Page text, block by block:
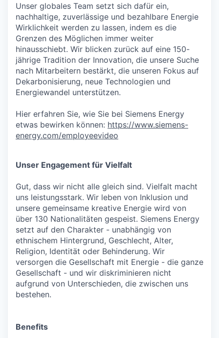
Unser globales Team setzt sich dafür ein,
nachhaltige, zuverlässige und bezahlbare Energie
Wirklichkeit werden zu lassen, indem es die
Grenzen des Möglichen immer weiter
hinausschiebt. Wir blicken zurück auf eine 150-
jährige Tradition der Innovation, die unsere Suche
nach Mitarbeitern bestärkt, die unseren Fokus auf
Dekarbonisierung, neue Technologien und
Energiewandel unterstützen.
Hier erfahren Sie, wie Sie bei Siemens Energy
etwas bewirken können: https://www.siemens-
energy.com/employeevideo
Unser Engagement für Vielfalt
Gut, dass wir nicht alle gleich sind. Vielfalt macht
uns leistungsstark. Wir leben von Inklusion und
unsere gemeinsame kreative Energie wird von
über 130 Nationalitäten gespeist. Siemens Energy
setzt auf den Charakter - unabhängig von
ethnischem Hintergrund, Geschlecht, Alter,
Religion, Identität oder Behinderung. Wir
versorgen die Gesellschaft mit Energie - die ganze
Gesellschaft - und wir diskriminieren nicht
aufgrund von Unterschieden, die zwischen uns
bestehen.
Benefits